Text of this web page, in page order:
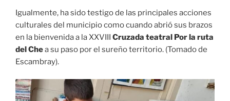
Igualmente, ha sido testigo de las principales acciones
culturales del municipio como cuando abrió sus brazos
en la bienvenida a la XXVIII Cruzada teatral Por la ruta
del Chea su paso por el sureño territorio. (Tomado de
Escambray).